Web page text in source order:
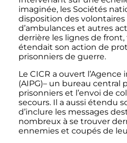
imaginée, les Sociétés
disposition des volontaires
d’ambulances et autres
derrière les lignes de front,
étendait son action de
prisonniers de guerre.
Le CICR a ouvert
(AIPG)– un bureau central
prisonniers et l’envoi de
secours. Il a aussi étendu
d’inclure les messages
nombreux à se trouver
ennemies et coupés de